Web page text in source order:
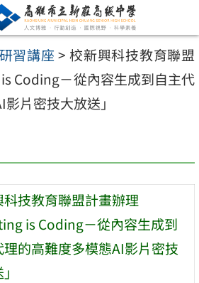
研習講座 > 校新興科技教育聯盟
Coding－從內容生成到自主代
片密技大放送」
科技教育聯盟計畫辦理
is Coding－從內容生成到
理的高難度多模態AI影片密技